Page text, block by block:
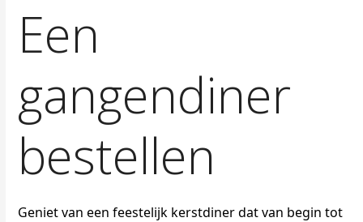
Een
gangendiner
bestellen
Geniet van een feestelijk kerstdiner dat van begin tot